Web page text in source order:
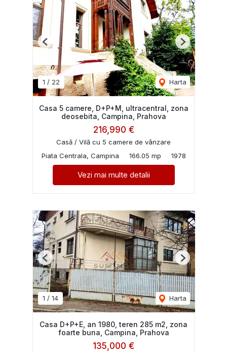
1 / 22 Harta
Previous Next
Casa 5 camere, D+P+M, ultracentral, zona
deosebita, Campina, Prahova
216,990 €
Casă / Vilă cu 5 camere de vânzare
Piata Centrala, Campina
166.05 mp 1978
Vezi mai multe detalii
1 / 14 Harta
Previous Next
Casa D+P+E, an 1980, teren 285 m2, zona
foarte buna, Campina, Prahova
135,000 €